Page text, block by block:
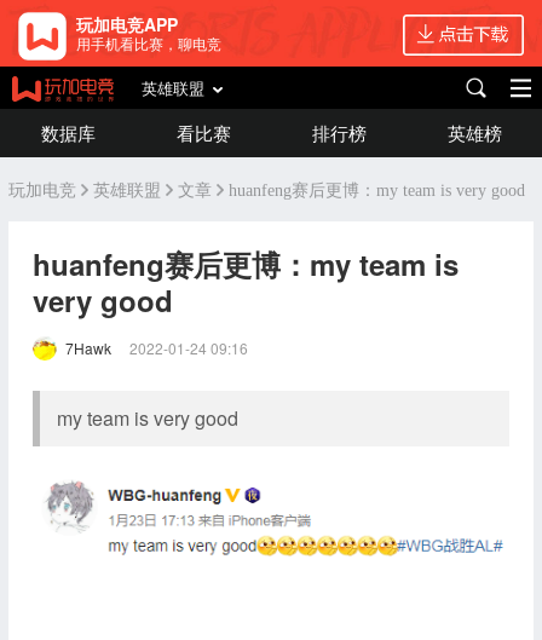
玩加电竞APP
用手机看比赛，聊电竞
英雄联盟
数据库 看比赛 排行榜 英雄榜
玩加电竞 英雄联盟 文章 huanfeng赛后更博：my team is very good
huanfeng赛后更博：my team is
very good
7Hawk 2022-01-24 09:16
my team is very good